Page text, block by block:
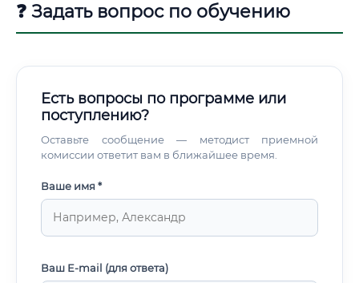
❓ Задать вопрос по обучению
Есть вопросы по программе или
поступлению?
Оставьте сообщение — методист приемной
комиссии ответит вам в ближайшее время.
Ваше имя *
Ваш E-mail (для ответа)